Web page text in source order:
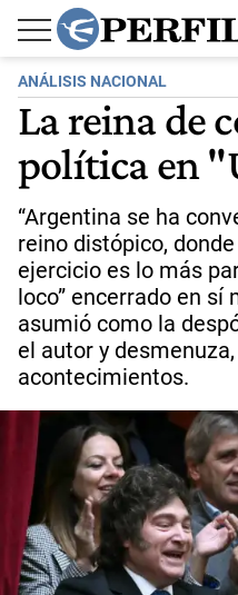
ANÁLISIS NACIONAL
La reina de
política en
“Argentina se ha
reino distópico,
ejercicio es lo más
loco” encerrado en
asumió como la
el autor y
acontecimientos.